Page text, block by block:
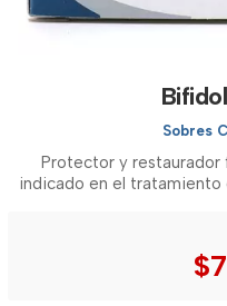
Sobres
Protector y restaurador
indicado en el tratamiento